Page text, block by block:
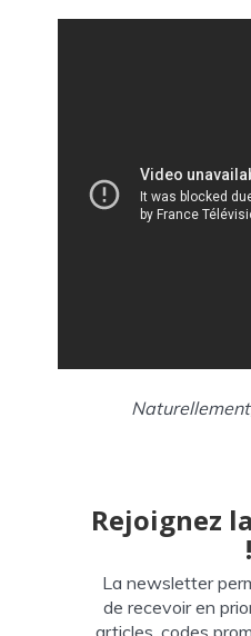
Rejoignez
!
La newsletter
de recevoir en
articles, codes